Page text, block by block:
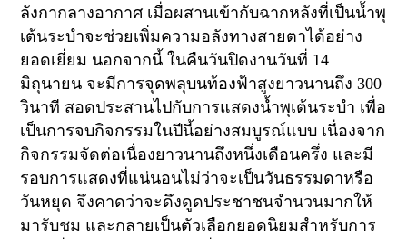
ลังกากลางอากาศ เมื่อผสานเข้ากับฉากหลังที่เป็นน้ำพุ
เต้นระบำจะช่วยเพิ่มความอลังทางสายตาได้อย่าง
ยอดเยี่ยม นอกจากนี้ ในคืนวันปิดงานวันที่ 14
มิถุนายน จะมีการจุดพลุบนท้องฟ้าสูงยาวนานถึง300
วินาที สอดประสานไปกับการแสดงน้ำพุเต้นระบำ เพื่อ
เป็นการจบกิจกรรมในปีนี้อย่างสมบูรณ์แบบ เนื่องจาก
กิจกรรมจัดต่อเนื่องยาวนานถึงหนึ่งเดือนครึ่ง และมี
รอบการแสดงที่แน่นอนไม่ว่าจะเป็นวันธรรมดาหรือ
วันหยุด จึงคาดว่าจะดึงดูดประชาชนจำนวนมากให้
มารับชม และกลายเป็นตัวเลือกยอดนิยมสำหรับการ